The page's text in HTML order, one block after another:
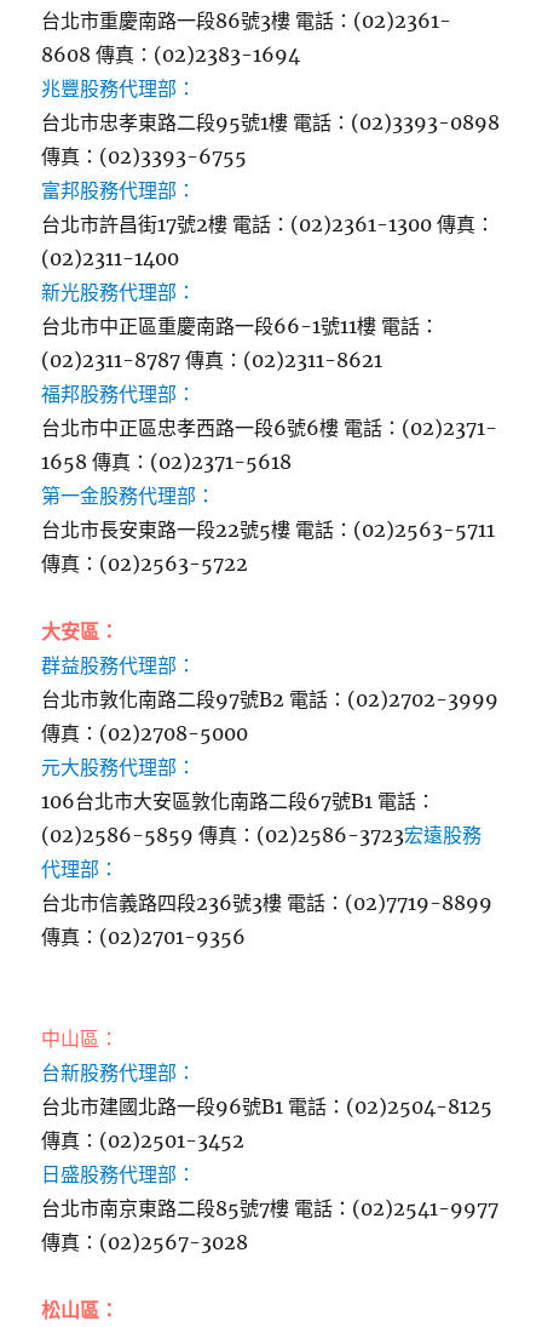
台北市重慶南路一段86號3樓 電話：(02)2361-
8608 傳真：(02)2383-1694
兆豐股務代理部：
台北市忠孝東路二段95號1樓 電話：(02)3393-0898
傳真：(02)3393-6755
富邦股務代理部：
台北市許昌街17號2樓 電話：(02)2361-1300 傳真：
(02)2311-1400
新光股務代理部：
台北市中正區重慶南路一段66-1號11樓 電話：
(02)2311-8787 傳真：(02)2311-8621
福邦股務代理部：
台北市中正區忠孝西路一段6號6樓 電話：(02)2371-
1658 傳真：(02)2371-5618
第一金股務代理部：
台北市長安東路一段22號5樓 電話：(02)2563-5711
傳真：(02)2563-5722
大安區：
群益股務代理部：
台北市敦化南路二段97號B2 電話：(02)2702-3999
傳真：(02)2708-5000
元大股務代理部：
106台北市大安區敦化南路二段67號B1 電話：
(02)2586-5859 傳真：(02)2586-3723宏遠股務
代理部：
台北市信義路四段236號3樓 電話：(02)7719-8899
傳真：(02)2701-9356
中山區：
台新股務代理部：
台北市建國北路一段96號B1 電話：(02)2504-8125
傳真：(02)2501-3452
日盛股務代理部：
台北市南京東路二段85號7樓 電話：(02)2541-9977
傳真：(02)2567-3028
松山區：